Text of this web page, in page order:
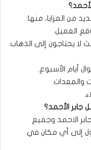
من المزايا، منها:
العميل.
لا يحتاجون إلى الذهاب
والمعدات.
الأحمد؟
الاحمد وجميع
إلى أي مكان في